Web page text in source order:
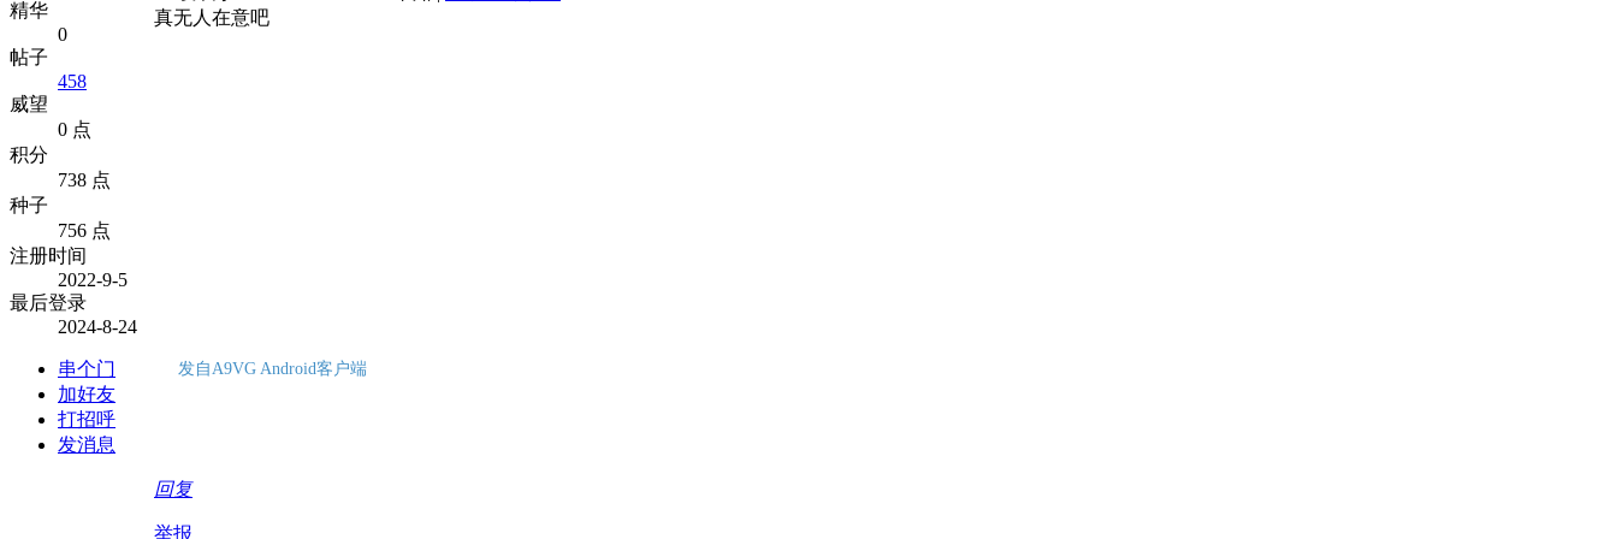
精华
0
帖子
458
威望
0 点
积分
738 点
种子
756 点
注册时间
2022-9-5
最后登录
2024-8-24
串个门
加好友
打招呼
发消息
真无人在意吧
发自A9VG Android客户端
回复
举报